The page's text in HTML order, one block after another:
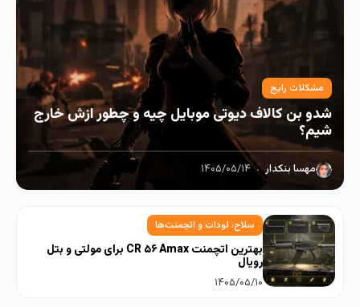
مشکلات رایج
شدو بن کالاف دیوتی موبایل چیه و چطور ازش خارج
شیم؟
مهسا بنکدار ۱۴۰۵/۰۵/۱۴
سلاح، لودات و اتچمنت‌ها
بهترین اتچمنت CR ۵۶ Amax برای مولتی و بتل
رویال
۱۴۰۵/۰۵/۱۰